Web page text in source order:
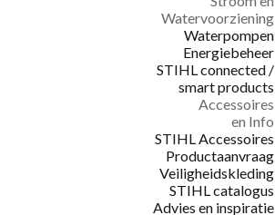
Watervoorziening
Waterpompen
Energiebeheer
STIHL connected /
smart products
Accessoires
en Info
STIHL Accessoires
Productaanvraag
Veiligheidskleding
STIHL catalogus
Advies en inspiratie